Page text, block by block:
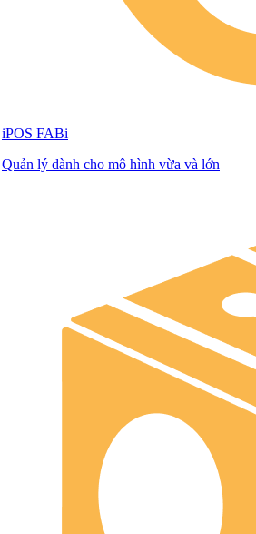
iPOS FABi
Quản lý dành cho mô hình vừa và lớn